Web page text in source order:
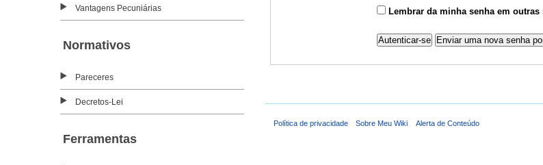
Vantagens Pecuniárias
Normativos
Pareceres
Decretos-Lei
Ferramentas
Lembrar da minha senha em outras
Política de privacidade Sobre Meu Wiki Alerta de Conteúdo